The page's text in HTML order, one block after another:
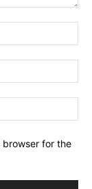
browser for the